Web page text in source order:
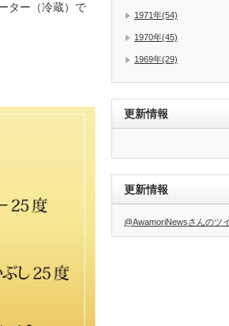
ター（冷蔵）で
1971年(54)
1970年(45)
1969年(29)
更新情報
更新情報
@AwamoriNewsさんのツ